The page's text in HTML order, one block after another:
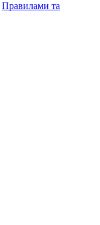
Правилами та